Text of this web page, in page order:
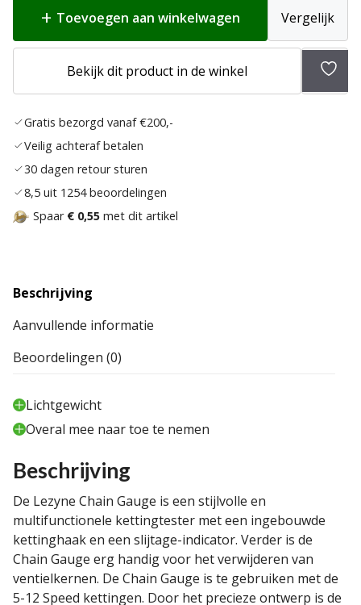
Toevoegen aan winkelwagen Vergelijk
Bekijk dit product in de winkel
Gratis bezorgd vanaf €200,-
Veilig achteraf betalen
30 dagen retour sturen
8,5 uit 1254 beoordelingen
Spaar € 0,55 met dit artikel
Beschrijving
Aanvullende informatie
Beoordelingen (0)
Lichtgewicht
Overal mee naar toe te nemen
Beschrijving
De Lezyne Chain Gauge is een stijlvolle en
multifunctionele kettingtester met een ingebouwde
kettinghaak en een slijtage-indicator. Verder is de
Chain Gauge erg handig voor het verwijderen van
ventielkernen. De Chain Gauge is te gebruiken met de
5-12 Speed kettingen. Door het precieze ontwerp is de